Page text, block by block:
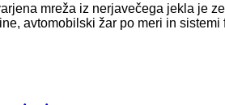
mreža iz nerjavečega jekla je
avtomobilski žar po meri in sistemi